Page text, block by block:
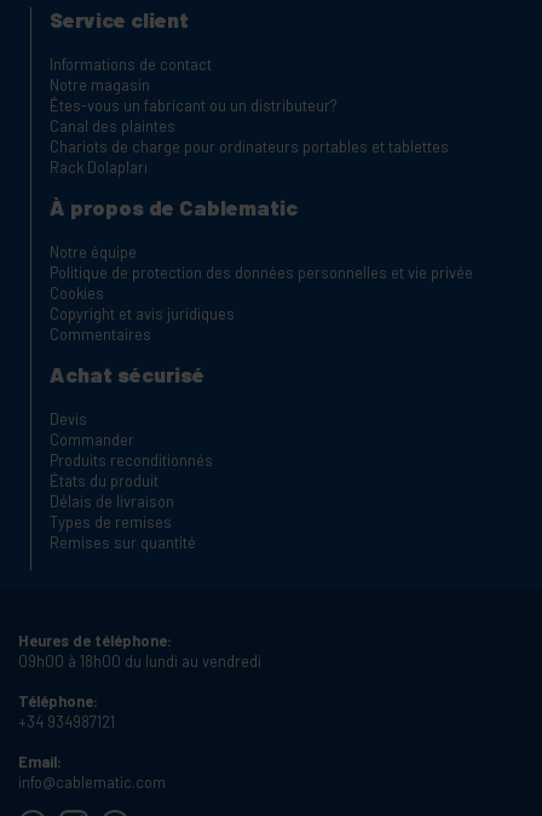
Service client
Informations de contact
Notre magasin
Êtes-vous un fabricant ou un distributeur?
Canal des plaintes
Chariots de charge pour ordinateurs portables et tablettes
Rack Dolapları
À propos de Cablematic
Notre équipe
Politique de protection des données personnelles et vie privée
Cookies
Copyright et avis juridiques
Commentaires
Achat sécurisé
Devis
Commander
Produits reconditionnés
États du produit
Délais de livraison
Types de remises
Remises sur quantité
Heures de téléphone:
09h00 à 18h00 du lundi au vendredi
Téléphone:
+34 934987121
Email:
info@cablematic.com